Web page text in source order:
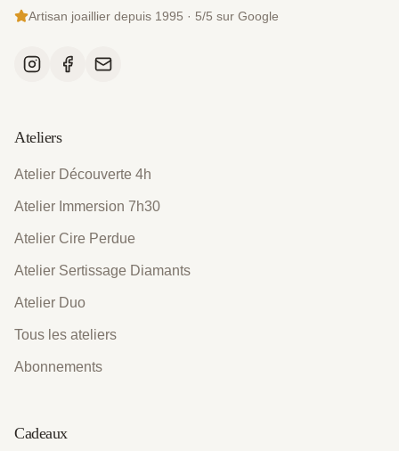
Artisan joaillier depuis 1995 · 5/5 sur Google
Ateliers
Atelier Découverte 4h
Atelier Immersion 7h30
Atelier Cire Perdue
Atelier Sertissage Diamants
Atelier Duo
Tous les ateliers
Abonnements
Cadeaux